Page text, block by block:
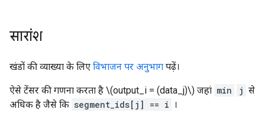
सारांश
खंडों की व्याख्या के लिए विभाजन पर अनुभाग पढ़ें।
ऐसे टेंसर की गणना करता है \(output_i = (data_j)\) जहां min j से
अधिक है जैसे कि segment_ids[j] == i ।